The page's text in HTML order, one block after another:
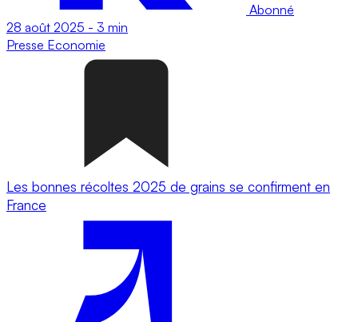
Abonné
28 août 2025 - 3 min
Presse Economie
Les bonnes récoltes 2025 de grains se confirment en
France